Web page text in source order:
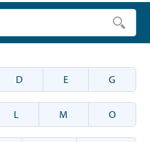
D E G
L M O